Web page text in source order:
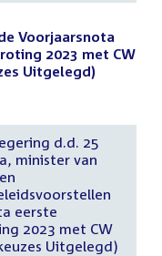
Voorjaarsnota
2023 met CW
Uitgelegd)
d.d. 25
minister van
eerste
2023 met CW
Uitgelegd)